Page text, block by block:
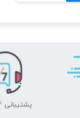
پشتیبانی ۲۴ ساعته